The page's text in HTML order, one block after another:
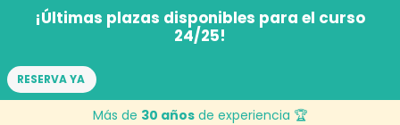
¡Últimas plazas disponibles para el curso
24/25!
RESERVA YA
Más de 30 años de experiencia 🏆